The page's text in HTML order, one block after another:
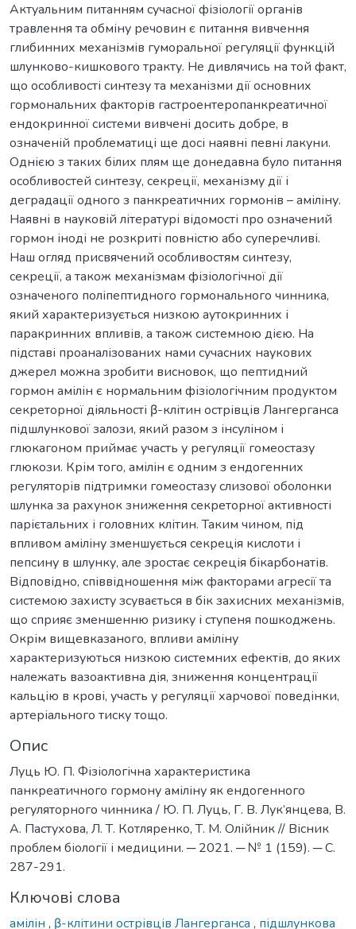
Актуальним питанням сучасної фізіології органів
травлення та обміну речовин є питання вивчення
глибинних механізмів гуморальної регуляції функцій
шлунково-кишкового тракту. Не дивлячись на той факт,
що особливості синтезу та механізми дії основних
гормональних факторів гастроентеропанкреатичної
ендокринної системи вивчені досить добре, в
означеній проблематиці ще досі наявні певні лакуни.
Однією з таких білих плям ще донедавна було питання
особливостей синтезу, секреції, механізму дії і
деградації одного з панкреатичних гормонів – аміліну.
Наявні в науковій літературі відомості про означений
гормон іноді не розкриті повністю або суперечливі.
Наш огляд присвячений особливостям синтезу,
секреції, а також механізмам фізіологічної дії
означеного поліпептидного гормонального чинника,
який характеризується низкою аутокринних і
паракринних впливів, а також системною дією. На
підставі проаналізованих нами сучасних наукових
джерел можна зробити висновок, що пептидний
гормон амілін є нормальним фізіологічним продуктом
секреторної діяльності β-клітин острівців Лангерганса
підшлункової залози, який разом з інсуліном і
глюкагоном приймає участь у регуляції гомеостазу
глюкози. Крім того, амілін є одним з ендогенних
регуляторів підтримки гомеостазу слизової оболонки
шлунка за рахунок зниження секреторної активності
парієтальних і головних клітин. Таким чином, під
впливом аміліну зменшується секреція кислоти і
пепсину в шлунку, але зростає секреція бікарбонатів.
Відповідно, співвідношення між факторами агресії та
системою захисту зсувається в бік захисних механізмів,
що сприяє зменшенню ризику і ступеня пошкоджень.
Окрім вищевказаного, впливи аміліну
характеризуються низкою системних ефектів, до яких
належать вазоактивна дія, зниження концентрації
кальцію в крові, участь у регуляції харчової поведінки,
артеріального тиску тощо.
Опис
Луць Ю. П. Фізіологічна характеристика
панкреатичного гормону аміліну як ендогенного
регуляторного чинника / Ю. П. Луць, Г. В. Лук’янцева, В.
А. Пастухова, Л. Т. Котляренко, Т. М. Олійник // Вісник
проблем біології і медицини. ─ 2021. ─ № 1 (159). ─ С.
287-291.
Ключові слова
амілін , β-клітини острівців Лангерганса , підшлункова